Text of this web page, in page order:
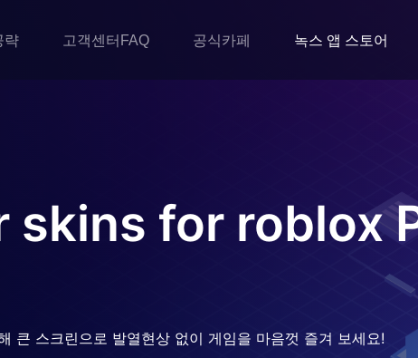
략 고객센터FAQ 공식카페 녹스 앱 스토어
skins for roblox
큰 스크린으로 발열현상 없이 게임을 마음껏 즐겨 보세요!